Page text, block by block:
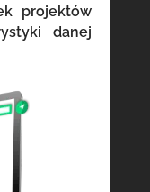
projektów
danej